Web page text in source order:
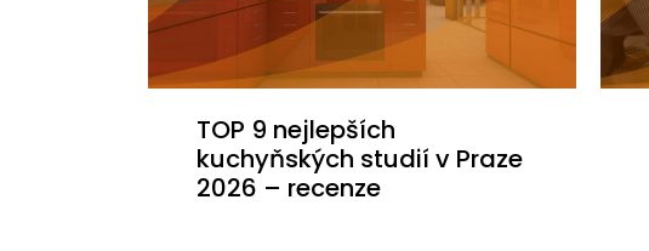
TOP 9 nejlepších
kuchyňských studií v Praze
2026 – recenze